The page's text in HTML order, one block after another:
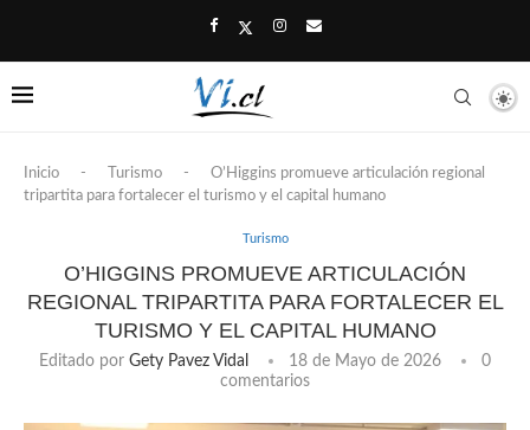
Inicio - Turismo -
O’Higgins promueve articulación regional
tripartita para fortalecer el turismo y el capital humano
Turismo
O’HIGGINS PROMUEVE ARTICULACIÓN
REGIONAL TRIPARTITA PARA FORTALECER EL
TURISMO Y EL CAPITAL HUMANO
Editado por Gety Pavez Vidal 18 de Mayo de 2026
0
comentarios